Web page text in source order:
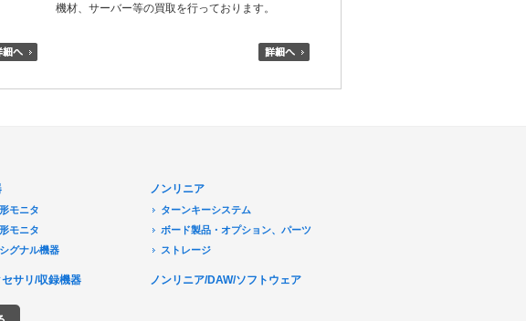
機材、サーバー等の買取を行っております。
モニタ
モニタ
グナル機器
/プレーヤ
ノンリニア
ターンキーシステム
ボード製品・オプション、パーツ
ストレージ
サリ/収録機器 ノンリニア/DAW/ソフトウェア